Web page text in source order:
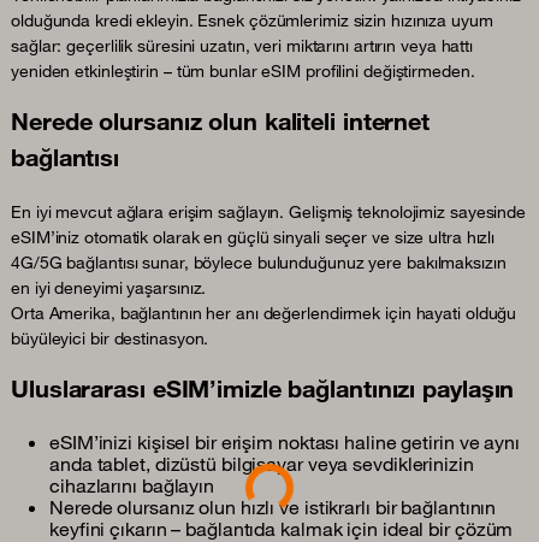
olduğunda kredi ekleyin. Esnek çözümlerimiz sizin hızınıza uyum
sağlar: geçerlilik süresini uzatın, veri miktarını artırın veya hattı
yeniden etkinleştirin – tüm bunlar eSIM profilini değiştirmeden.
Nerede olursanız olun kaliteli internet
bağlantısı
En iyi mevcut ağlara erişim sağlayın. Gelişmiş teknolojimiz sayesinde
eSIM’iniz otomatik olarak en güçlü sinyali seçer ve size ultra hızlı
4G/5G bağlantısı sunar, böylece bulunduğunuz yere bakılmaksızın
en iyi deneyimi yaşarsınız.
Orta Amerika, bağlantının her anı değerlendirmek için hayati olduğu
büyüleyici bir destinasyon.
Uluslararası eSIM’imizle bağlantınızı paylaşın
eSIM’inizi kişisel bir erişim noktası haline getirin ve aynı
anda tablet, dizüstü bilgisayar veya sevdiklerinizin
cihazlarını bağlayın
Nerede olursanız olun hızlı ve istikrarlı bir bağlantının
keyfini çıkarın – bağlantıda kalmak için ideal bir çözüm
Loading...